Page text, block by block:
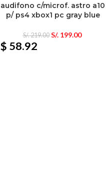
audifono c/microf. astro a10
p/ ps4 xbox1 pc gray blue
S/.219.00 S/.199.00
$ 58.92